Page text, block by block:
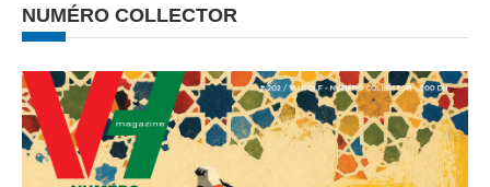
NUMÉRO COLLECTOR